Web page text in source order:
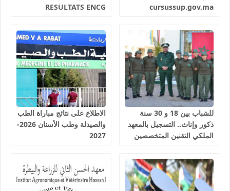
cursussup.gov.ma
RESULTATS ENCG
للشباب بين 18 و 30 سنة
ذكور وإناث.. التسجيل بالمعهد
الملكي التقنين المتخصصين
2027
الاطلاع على نتائج مباراة الطب
والصيدلة وطب الأسنان 2026-
2027